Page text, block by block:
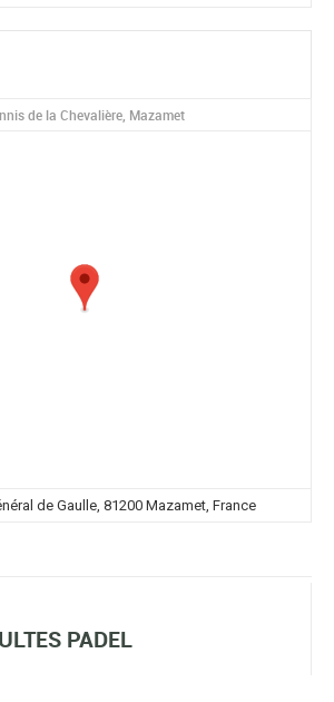
de la Chevalière, Mazamet
de Gaulle, 81200 Mazamet, France
PADEL